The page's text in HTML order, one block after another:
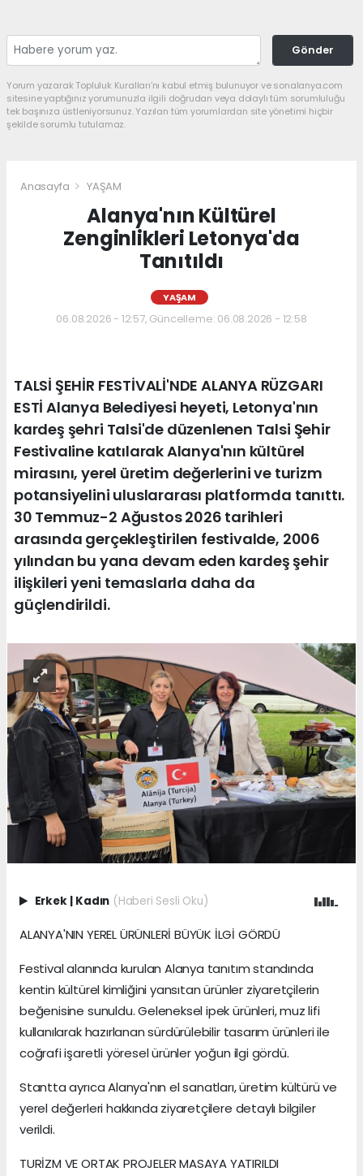
Gönder
Yorum yazarak Topluluk Kuralları’nı kabul etmiş bulunuyor ve sonalanya.com
sitesine yaptığınız yorumunuzla ilgili doğrudan veya dolaylı tüm sorumluluğu
tek başınıza üstleniyorsunuz. Yazılan tüm yorumlardan site yönetimi hiçbir
şekilde sorumlu tutulamaz.
Anasayfa YAŞAM
Alanya'nın Kültürel
Zenginlikleri Letonya'da
Tanıtıldı
YAŞAM
06.08.2026 - 12:57, Güncelleme: 06.08.2026 - 12:58
TALSİ ŞEHİR FESTİVALİ'NDE ALANYA RÜZGARI
ESTİ Alanya Belediyesi heyeti, Letonya'nın
kardeş şehri Talsi'de düzenlenen Talsi Şehir
Festivaline katılarak Alanya'nın kültürel
mirasını, yerel üretim değerlerini ve turizm
potansiyelini uluslararası platformda tanıttı.
30 Temmuz-2 Ağustos 2026 tarihleri
arasında gerçekleştirilen festivalde, 2006
yılından bu yana devam eden kardeş şehir
ilişkileri yeni temaslarla daha da
güçlendirildi.
Erkek Kadın (Haberi Sesli Oku)
ALANYA'NIN YEREL ÜRÜNLERİ BÜYÜK İLGİ GÖRDÜ
Festival alanında kurulan Alanya tanıtım standında
kentin kültürel kimliğini yansıtan ürünler ziyaretçilerin
beğenisine sunuldu. Geleneksel ipek ürünleri, muz lifi
kullanılarak hazırlanan sürdürülebilir tasarım ürünleri ile
coğrafi işaretli yöresel ürünler yoğun ilgi gördü.
Stantta ayrıca Alanya'nın el sanatları, üretim kültürü ve
yerel değerleri hakkında ziyaretçilere detaylı bilgiler
verildi.
TURİZM VE ORTAK PROJELER MASAYA YATIRILDI